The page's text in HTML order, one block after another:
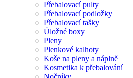
Přebalovací pulty
Přebalovací podložky
Přebalovací tašky
Úložné boxy
Pleny
Plenkové kalhoty
Koše na pleny a náplně
Kosmetika k přebalování